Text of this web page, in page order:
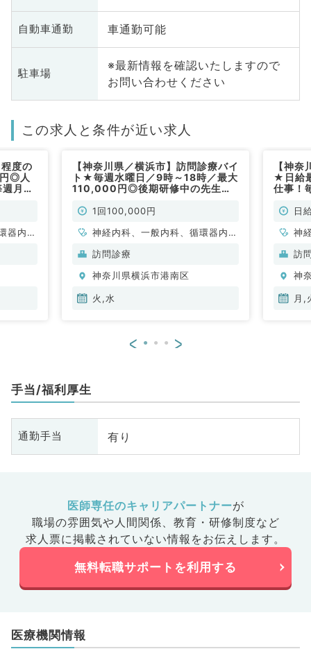
自動車通勤 車通勤可能
駐車場
※最新情報を確認いたしますので
お問い合わせください
この求人と条件が近い求人
度の
◎人
月火
器内
【神奈川県／横浜市】訪問診療バイ
ト★毎週水曜日／9時～18時／最大
110,000円◎後期研修中の先生応
1回100,000円
神経内科、一般内科、循環器内
科、呼吸器内科、消化器内科、内
内科、血液内科、膠原病科
訪問診療
神奈川県横浜市港南区
火,水
【神
★日給
仕事！
先生日
神
科
内
訪
神
月,
< >
手当/福利厚生
通勤手当 有り
医師専任のキャリアパートナーが
職場の雰囲気や人間関係、 教育・研修制度など
求人票に掲載されていない情報をお伝えします。
無料転職サポートを利用する
医療機関情報